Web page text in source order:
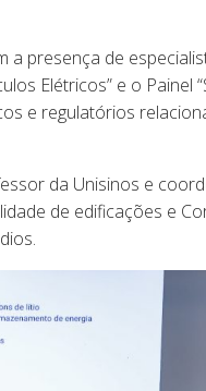
a presença de
Elétricos” e o Painel
e regulatórios
da Unisinos e
de edificações e